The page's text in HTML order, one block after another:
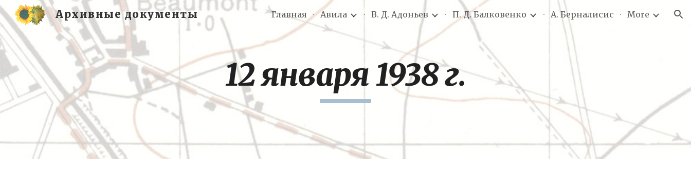
Skip to main content Skip to navigation
Архивные документы Главная Авила В. Д. Адоньев П. Д. Балковенко А. Берналисис More
12 января 1938 г.